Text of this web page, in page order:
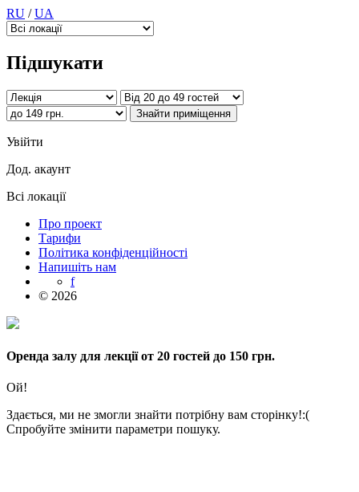
RU /UA
Підшукати
Увійти
Дод. акаунт
Всі локації
Про проект
Тарифи
Політика конфіденційності
Напишіть нам
f
© 2026
Оренда залу для лекції от 20 гостей до 150 грн.
Ой!
Здається, ми не змогли знайти потрібну вам сторінку!:(
Спробуйте змінити параметри пошуку.